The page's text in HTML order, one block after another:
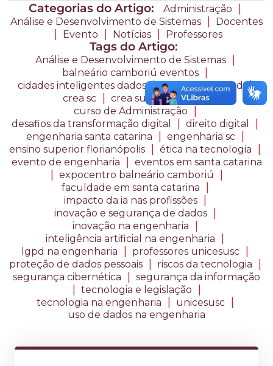
Categorias do Artigo: Administração |
Análise e Desenvolvimento de Sistemas | Docentes
| Evento | Notícias | Professores
Tags do Artigo:
Análise e Desenvolvimento de Sistemas |
balneário camboriú eventos |
cidades inteligentes dados | compliance lgpd |
crea sc | crea summit 2026 |
curso de Administração |
desafios da transformação digital | direito digital |
engenharia santa catarina | engenharia sc |
ensino superior florianópolis | ética na tecnologia |
evento de engenharia | eventos em santa catarina
| expocentro balneário camboriú |
faculdade em santa catarina |
impacto da ia nas profissões |
inovação e segurança de dados |
inovação na engenharia |
inteligência artificial na engenharia |
lgpd na engenharia | professores unicesusc |
proteção de dados pessoais | riscos da tecnologia |
segurança cibernética | segurança da informação
| tecnologia e legislação |
tecnologia na engenharia | unicesusc |
uso de dados na engenharia